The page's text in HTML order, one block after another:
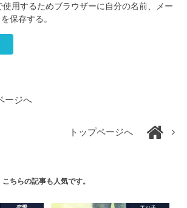
使用するためブラウザーに自分の名前、メー
保存する。
ージへ
トップページへ
こちらの記事も人気です。